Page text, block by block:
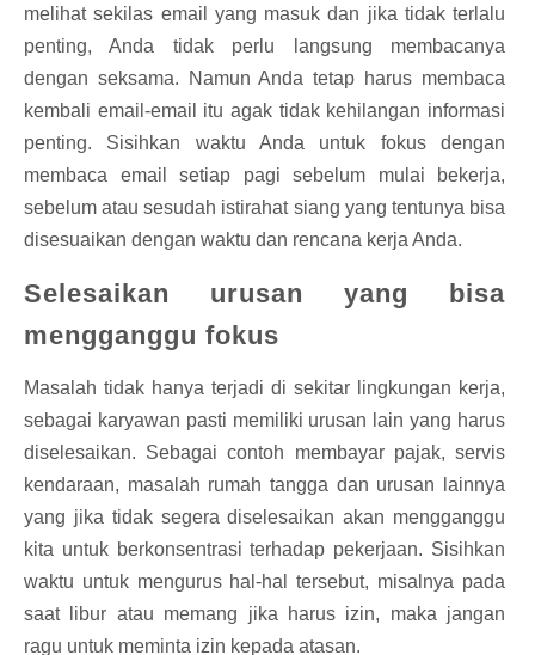
melihat sekilas email yang masuk dan jika tidak terlalu
penting, Anda tidak perlu langsung membacanya
dengan seksama. Namun Anda tetap harus membaca
kembali email-email itu agak tidak kehilangan informasi
penting. Sisihkan waktu Anda untuk fokus dengan
membaca email setiap pagi sebelum mulai bekerja,
sebelum atau sesudah istirahat siang yang tentunya bisa
disesuaikan dengan waktu dan rencana kerja Anda.
Selesaikan urusan yang bisa
mengganggu fokus
Masalah tidak hanya terjadi di sekitar lingkungan kerja,
sebagai karyawan pasti memiliki urusan lain yang harus
diselesaikan. Sebagai contoh membayar pajak, servis
kendaraan, masalah rumah tangga dan urusan lainnya
yang jika tidak segera diselesaikan akan mengganggu
kita untuk berkonsentrasi terhadap pekerjaan. Sisihkan
waktu untuk mengurus hal-hal tersebut, misalnya pada
saat libur atau memang jika harus izin, maka jangan
ragu untuk meminta izin kepada atasan.